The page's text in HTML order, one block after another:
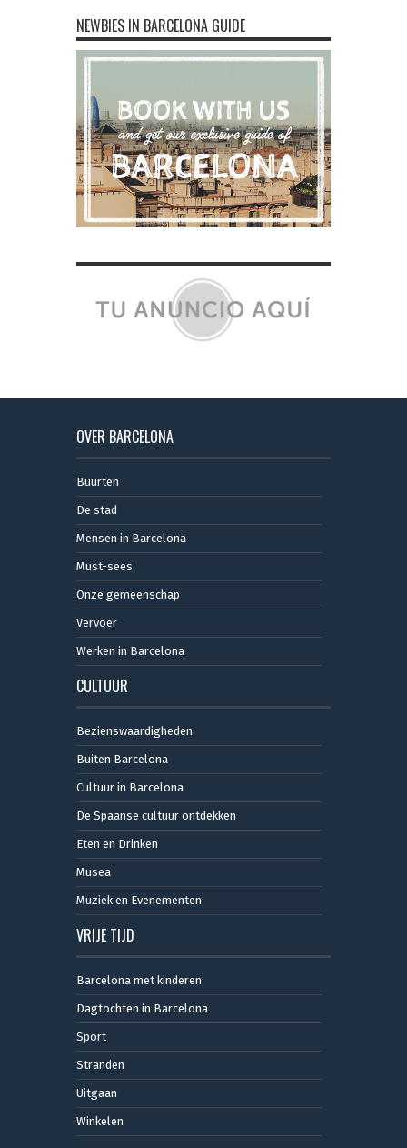
NEWBIES IN BARCELONA GUIDE
OVER BARCELONA
Buurten
De stad
Mensen in Barcelona
Must-sees
Onze gemeenschap
Vervoer
Werken in Barcelona
CULTUUR
Bezienswaardigheden
Buiten Barcelona
Cultuur in Barcelona
De Spaanse cultuur ontdekken
Eten en Drinken
Musea
Muziek en Evenementen
VRIJE TIJD
Barcelona met kinderen
Dagtochten in Barcelona
Sport
Stranden
Uitgaan
Winkelen